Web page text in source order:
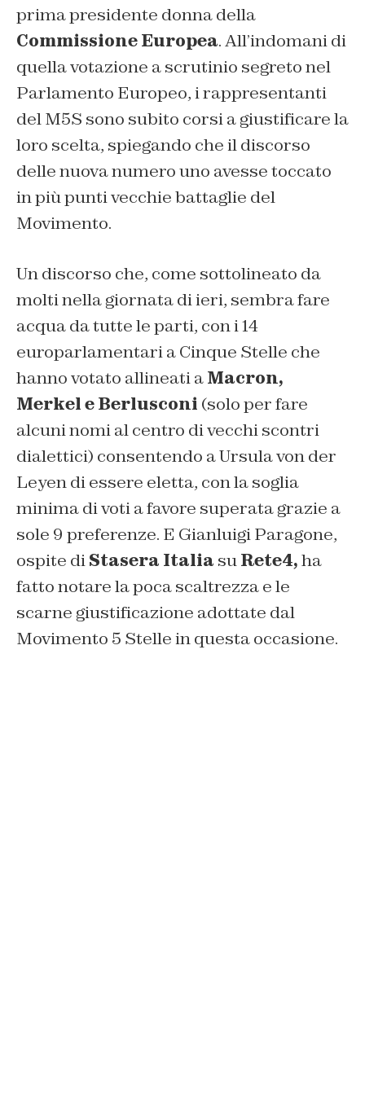
prima presidente donna della
Commissione Europea. All’indomani di
quella votazione a scrutinio segreto nel
Parlamento Europeo, i rappresentanti
del M5S sono subito corsi a giustificare la
loro scelta, spiegando che il discorso
delle nuova numero uno avesse toccato
in più punti vecchie battaglie del
Movimento.
Un discorso che, come sottolineato da
molti nella giornata di ieri, sembra fare
acqua da tutte le parti, con i 14
europarlamentari a Cinque Stelle che
hanno votato allineati aMacron,
Merkel e Berlusconi (solo per fare
alcuni nomi al centro di vecchi scontri
dialettici) consentendo a Ursula von der
Leyen di essere eletta, con la soglia
minima di voti a favore superata grazie a
sole 9 preferenze. E Gianluigi Paragone,
ospite diStasera Italia suRete4,ha
fatto notare la poca scaltrezza e le
scarne giustificazione adottate dal
Movimento 5 Stelle in questa occasione.